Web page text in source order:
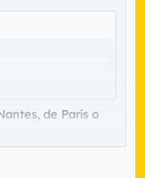
de París o
las negras, por lo